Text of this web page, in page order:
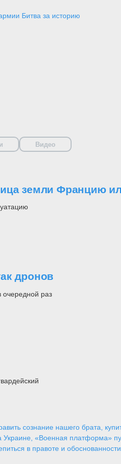
Битва за историю
Видео
земли Францию
дронов
раз
сознание нашего брата,
«Военная платформа»
в правоте и